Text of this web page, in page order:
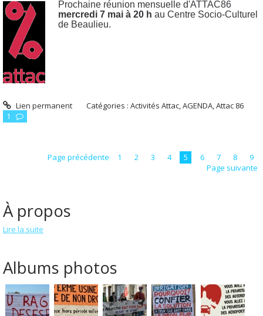
Prochaine réunion mensuelle d'ATTAC86
mercredi 7 mai à 20 h au Centre Socio-Culturel
de Beaulieu.
Lien permanent Catégories :Activités Attac,AGENDA,Attac 86
1
Page précédente 1 2 3 4 5 6 7 8
9
Page suivante
À propos
Lire la suite
Albums photos